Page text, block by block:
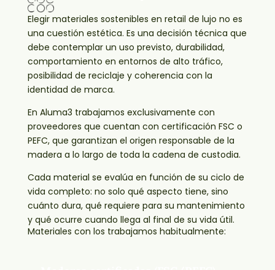
Elegir materiales sostenibles en retail de lujo no es
una cuestión estética. Es una decisión técnica que
debe contemplar un uso previsto, durabilidad,
comportamiento en entornos de alto tráfico,
posibilidad de reciclaje y coherencia con la
identidad de marca.
En Aluma3 trabajamos exclusivamente con
proveedores que cuentan con certificación FSC o
PEFC, que garantizan el origen responsable de la
madera a lo largo de toda la cadena de custodia.
Cada material se evalúa en función de su ciclo de
vida completo: no solo qué aspecto tiene, sino
cuánto dura, qué requiere para su mantenimiento
y qué ocurre cuando llega al final de su vida útil.
Materiales con los trabajamos habitualmente: